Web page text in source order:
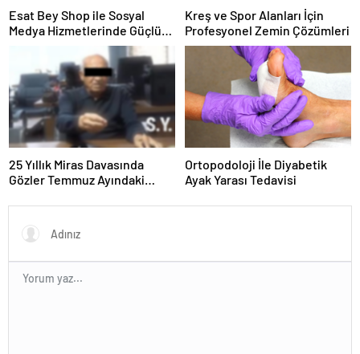
Esat Bey Shop ile Sosyal
Medya Hizmetlerinde Güçlü
Kreş ve Spor Alanları İçin
Profesyonel Zemin Çözümleri
25 Yıllık Miras Davasında
Gözler Temmuz Ayındaki
Ortopodoloji İle Diyabetik
Ayak Yarası Tedavisi